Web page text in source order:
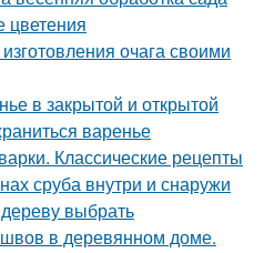
цветения
очага своими
в закрытой и открытой
варенье
Классические рецепты
сруба внутри и снаружи
выбрать
швов в деревянном доме.